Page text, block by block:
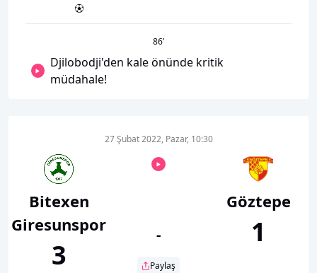
86’
Djilobodji'den kale önünde kritik
müdahale!
Bitexen
Giresunspor
3
27 Şubat 2022, Pazar, 10:30
-
Paylaş
Göztepe
1